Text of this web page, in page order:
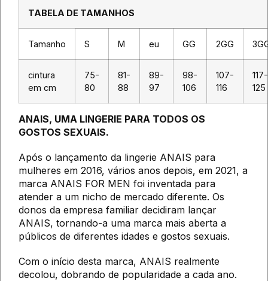
TABELA DE TAMANHOS
Tamanho S M eu GG 2GG
cintura
em cm
75-
80
81-
88
89-
97
98-
106
107-
116
117-
125
ANAIS, UMA LINGERIE PARA TODOS OS
GOSTOS SEXUAIS.
Após o lançamento da lingerie ANAIS para
mulheres em 2016, vários anos depois, em 2021, a
marca ANAIS FOR MEN foi inventada para
atender a um nicho de mercado diferente. Os
donos da empresa familiar decidiram lançar
ANAIS, tornando-a uma marca mais aberta a
públicos de diferentes idades e gostos sexuais.
Com o início desta marca, ANAIS realmente
decolou, dobrando de popularidade a cada ano.